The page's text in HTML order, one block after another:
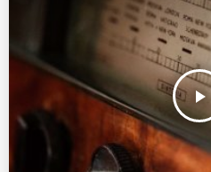
play_arrow